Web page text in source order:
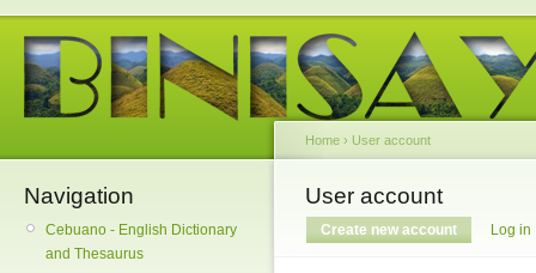
Navigation
Cebuano - English Dictionary
and Thesaurus
Home › User account
User account
Create new account Log in